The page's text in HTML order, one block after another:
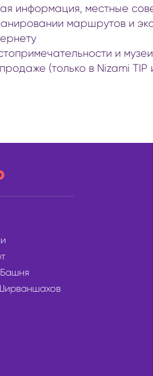
информация, местные
маршрутов и
и
(только в Nizami TIP